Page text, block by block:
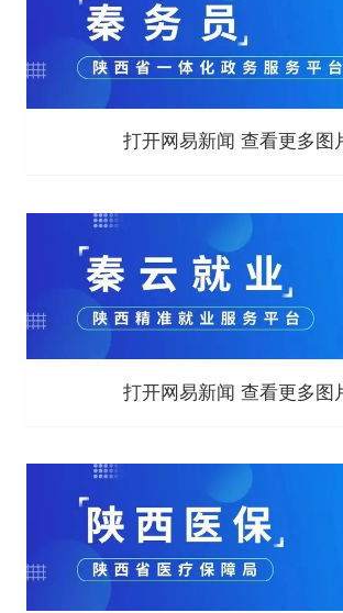
打开网易新闻 查看更多图
打开网易新闻 查看更多图